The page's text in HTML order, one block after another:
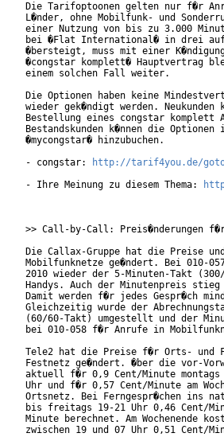
Die Tarifoptoonen gelten nur f�r
L�nder, ohne Mobilfunk- und
einer Nutzung von bis zu 3.000
bei �Flat International� in drei
�bersteigt, muss mit einer
�congstar komplett� Hauptvertrag
einem solchen Fall weiter.
Die Optionen haben keine
wieder gek�ndigt werden.
Bestellung eines congstar komplett
Bestandskunden k�nnen die Optionen
�mycongstar� hinzubuchen.
- congstar:
http://tarif4you.de/
- Ihre Meinung zu diesem Thema:
>> Call-by-Call: Preis�nderungen
Die Callax-Gruppe hat die Preise
Mobilfunknetze ge�ndert. Bei 010-
2010 wieder der 5-Minuten-Takt
Handys. Auch der Minutenpreis
Damit werden f�r jedes Gespr�ch
Gleichzeitig wurde der
(60/60-Takt) umgestellt und der
bei 010-058 f�r Anrufe in
Tele2 hat die Preise f�r Orts- und
Festnetz ge�ndert. �ber die vor-
aktuell f�r 0,9 Cent/Minute
Uhr und f�r 0,57 Cent/Minute am
Ortsnetz. Bei Ferngespr�chen ins
bis freitags 19-21 Uhr 0,46 Cent/
Minute berechnet. Am Wochenende
zwischen 19 und 07 Uhr 0,51 Cent/